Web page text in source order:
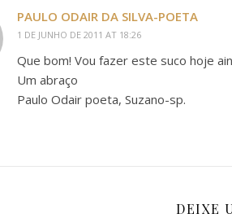
PAULO ODAIR DA SILVA-POETA
1 DE JUNHO DE 2011 AT 18:26
Que bom! Vou fazer este suco hoje
Um abraço
Paulo Odair poeta, Suzano-sp.
DEIXE